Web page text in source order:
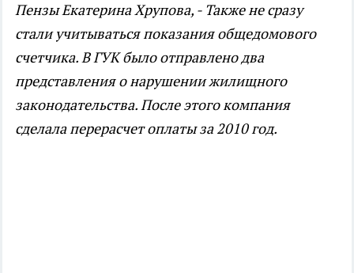
Пензы Екатерина Хрупова, - Также не сразу
стали учитываться показания общедомового
счетчика. В ГУК было отправлено два
представления о нарушении жилищного
законодательства. После этого компания
сделала перерасчет оплаты за 2010 год.